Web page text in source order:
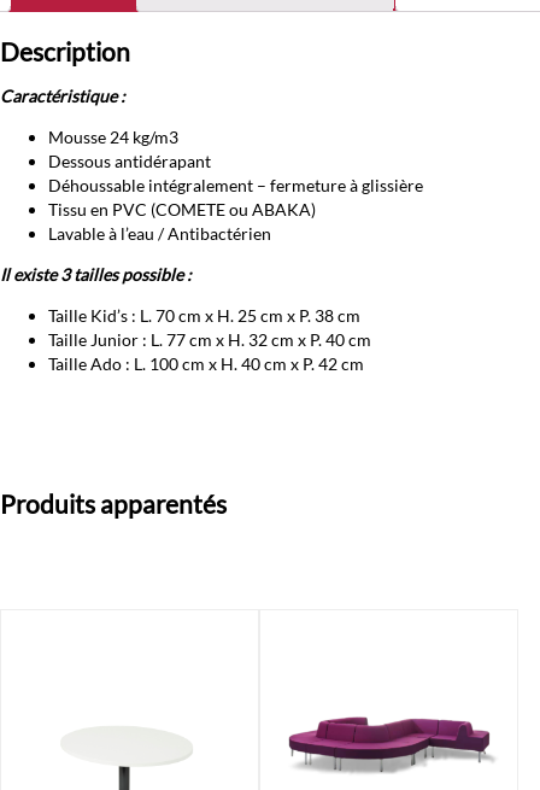
places
Description
Caractéristique :
Mousse 24 kg/m3
Dessous antidérapant
Déhoussable intégralement – fermeture à glissière
Tissu en PVC (COMETE ou ABAKA)
Lavable à l’eau / Antibactérien
Il existe 3 tailles possible :
Taille Kid’s : L. 70 cm x H. 25 cm x P. 38 cm
Taille Junior : L. 77 cm x H. 32 cm x P. 40 cm
Taille Ado : L. 100 cm x H. 40 cm x P. 42 cm
Produits apparentés